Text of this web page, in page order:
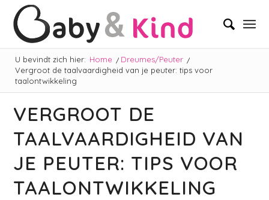
U bevindt zich hier: Home / Dreumes/Peuter /
Vergroot de taalvaardigheid van je peuter: tips voor
taalontwikkeling
VERGROOT DE
TAALVAARDIGHEID VAN
JE PEUTER: TIPS VOOR
TAALONTWIKKELING